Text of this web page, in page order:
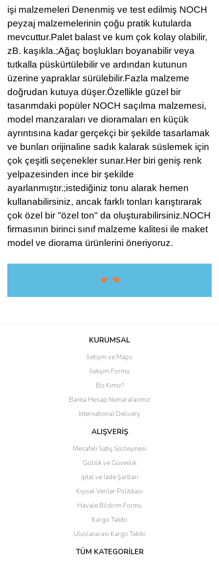
işi malzemeleri Denenmiş ve test edilmiş NOCH
peyzaj malzemelerinin çoğu pratik kutularda
mevcuttur.Palet balast ve kum çok kolay olabilir,
zB. kaşıkla.;Ağaç boşlukları boyanabilir veya
tutkalla püskürtülebilir ve ardından kutunun
üzerine yapraklar sürülebilir.Fazla malzeme
doğrudan kutuya düşer.Özellikle güzel bir
tasarımdaki popüler NOCH saçılma malzemesi,
model manzaraları ve dioramaları en küçük
ayrıntısına kadar gerçekçi bir şekilde tasarlamak
ve bunları orijinaline sadık kalarak süslemek için
çok çeşitli seçenekler sunar.Her biri geniş renk
yelpazesinden ince bir şekilde
ayarlanmıştır.;istediğiniz tonu alarak hemen
kullanabilirsiniz, ancak farklı tonları karıştırarak
çok özel bir "özel ton" da oluşturabilirsiniz.NOCH
firmasının birinci sınıf malzeme kalitesi ile maket
model ve diorama ürünlerini öneriyoruz.
☛ ☚
Yorum Yaz
KURUMSAL
İletişim ve Maps
İletişim Formu
Biz Kimiz?
Banka Hesap Numaralarımız
International Delivery
ALIŞVERİŞ
Mesafeli Satış Sözleşmesi
Gizlilik ve Güvenlik
İptal ve İade Şartları
Kişisel Veriler Politikası
Havale Bildirim Formu
Kargo Takibi
Uluslararası Kargo Takibi
TÜM KATEGORİLER